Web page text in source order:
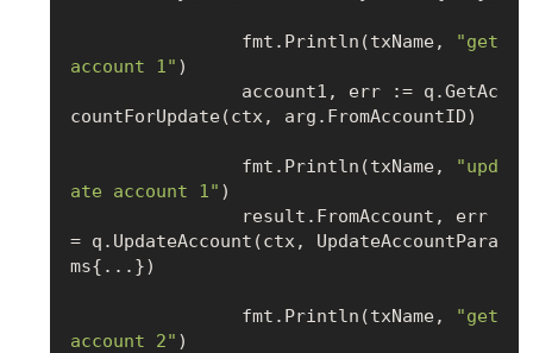
		fmt.Println(txName,
"get
account 1" )
countForUpdate(ctx, arg.FromAccountID)
		fmt.Println(txName,
"upd
ate account 1" )
= q.UpdateAccount(ctx, UpdateAccountPara
ms{...})
		fmt.Println(txName,
"get
account 2" )